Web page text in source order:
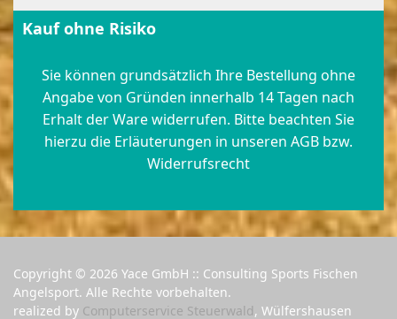
Kauf ohne Risiko
Sie können grundsätzlich Ihre Bestellung ohne
Angabe von Gründen innerhalb 14 Tagen nach
Erhalt der Ware widerrufen. Bitte beachten Sie
hierzu die Erläuterungen in unseren AGB bzw.
Widerrufsrecht
Copyright © 2026 Yace GmbH :: Consulting Sports Fischen
Angelsport. Alle Rechte vorbehalten.
realized by Computerservice Steuerwald, Wülfershausen